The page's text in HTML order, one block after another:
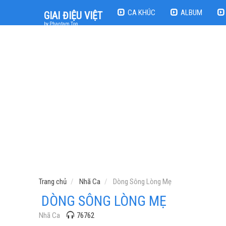
GIAI ĐIỆU VIỆT
by Phantam Top
CA KHÚC ALBUM
Trang chủ Nhã Ca Dòng Sông Lòng Mẹ
DÒNG SÔNG LÒNG MẸ
Nhã Ca 76762